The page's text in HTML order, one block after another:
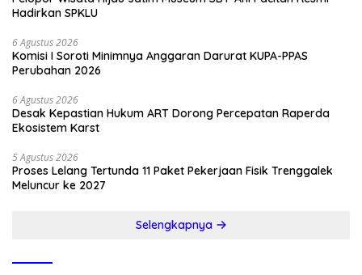
Hadirkan SPKLU
6 Agustus 2026
Komisi I Soroti Minimnya Anggaran Darurat KUPA-PPAS
Perubahan 2026
6 Agustus 2026
Desak Kepastian Hukum ART Dorong Percepatan Raperda
Ekosistem Karst
5 Agustus 2026
Proses Lelang Tertunda 11 Paket Pekerjaan Fisik Trenggalek
Meluncur ke 2027
Selengkapnya